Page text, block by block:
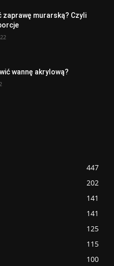
zaprawę murarską? Czyli
wannę akrylową?
447
202
141
141
125
115
100